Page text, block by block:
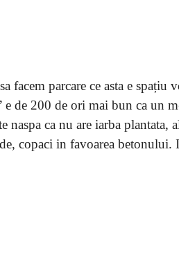
parcare ce asta e spațiu
e de 200 de ori mai bun ca un
naspa ca nu are iarba plantata,
copaci in favoarea betonului.